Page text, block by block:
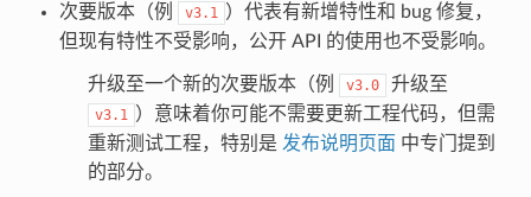
次要版本（例 v3.1 ）代表有新增特性和 bug 修复，
但现有特性不受影响，公开 API 的使用也不受影响。
升级至一个新的次要版本（例 v3.0 升级至
v3.1 ）意味着你可能不需要更新工程代码，但需
重新测试工程，特别是 发布说明页面 中专门提到
的部分。